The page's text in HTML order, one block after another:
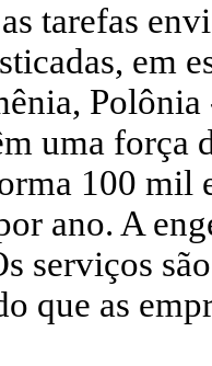
tarefas
em
uma força
100 mil
ano. A
serviços
que as